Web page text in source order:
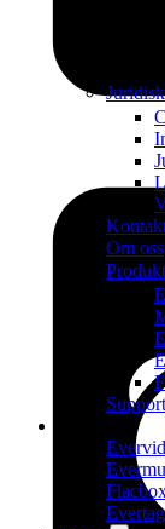
Om oss
Support
Evertag